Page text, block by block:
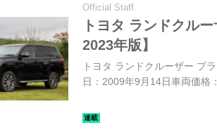
Official Staff
トヨタ ランドクル
2023年版】
トヨタ ランドクルーザー プ
日：2009年9月14日車両価格